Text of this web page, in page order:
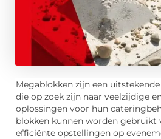
Megablokken zijn een
die op zoek zijn naar veelzijdige
oplossingen voor hun
blokken kunnen worden gebruikt
efficiënte opstellingen op